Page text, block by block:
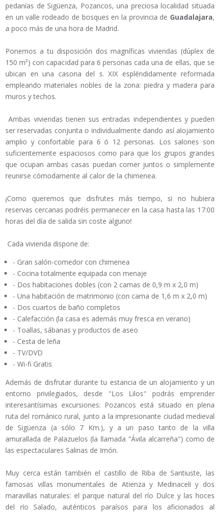
pedanías de Sigüenza, Pozancos, una preciosa localidad situada
en un valle rodeado de bosques en la provincia de Guadalajara,
a poco más de una hora de Madrid.
Ponemos a tu disposición dos magníficas viviendas (dúplex de
150 m²) con capacidad para 6 personas cada una de ellas, que se
ubican en una casona del s. XIX espléndidamente reformada
empleando materiales nobles de la zona: piedra y madera para
muros y techos.
Ambas viviendas tienen sus entradas independientes y pueden
ser reservadas conjunta o individualmente dando así alojamiento
amplio y confortable para 6 ó 12 personas. Los salones son
suficientemente espaciosos como para que los grupos grandes
que ocupan ambas casas puedan comer juntos o simplemente
reunirse cómodamente al calor de la chimenea.
¡Como queremos que disfrutes más tiempo, si no hubiera
reservas cercanas podréis permanecer en la casa hasta las 17:00
horas del día de salida sin coste alguno!
Cada vivienda dispone de:
- Gran salón-comedor con chimenea
- Cocina totalmente equipada con menaje
- Dos habitaciones dobles (con 2 camas de 0,9 m x 2,0 m)
- Una habitación de matrimonio (con cama de 1,6 m x 2,0 m)
- Dos cuartos de baño completos
- Calefacción (la casa es además muy fresca en verano)
- Toallas, sábanas y productos de aseo
- Cesta de leña
- TV/DVD
- Wi-fi Gratis
Además de disfrutar durante tu estancia de un alojamiento y un
entorno privilegiados, desde "Los Lilos" podrás emprender
interesantísimas excursiones: Pozancos está situado en plena
ruta del románico rural, junto a la impresionante ciudad medieval
de Sigüenza (a sólo 7 Km.), y a un paso tanto de la villa
amurallada de Palazuelos (la llamada "Ávila alcarreña") como de
las espectaculares Salinas de Imón.
Muy cerca están también el castillo de Riba de Santiuste, las
famosas villas monumentales de Atienza y Medinaceli y dos
maravillas naturales: el parque natural del río Dulce y las hoces
del río Salado, auténticos paraísos para los aficionados al